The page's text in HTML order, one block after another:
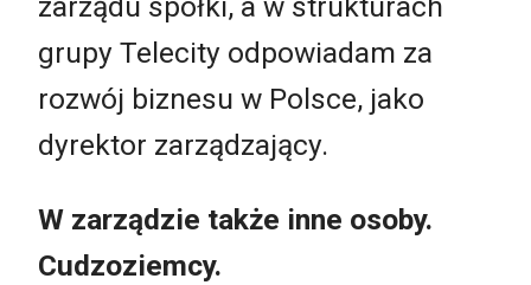
grupy Telecity odpowiadam za
rozwój biznesu w Polsce, jako
dyrektor zarządzający.
W zarządzie także inne osoby.
Cudzoziemcy.